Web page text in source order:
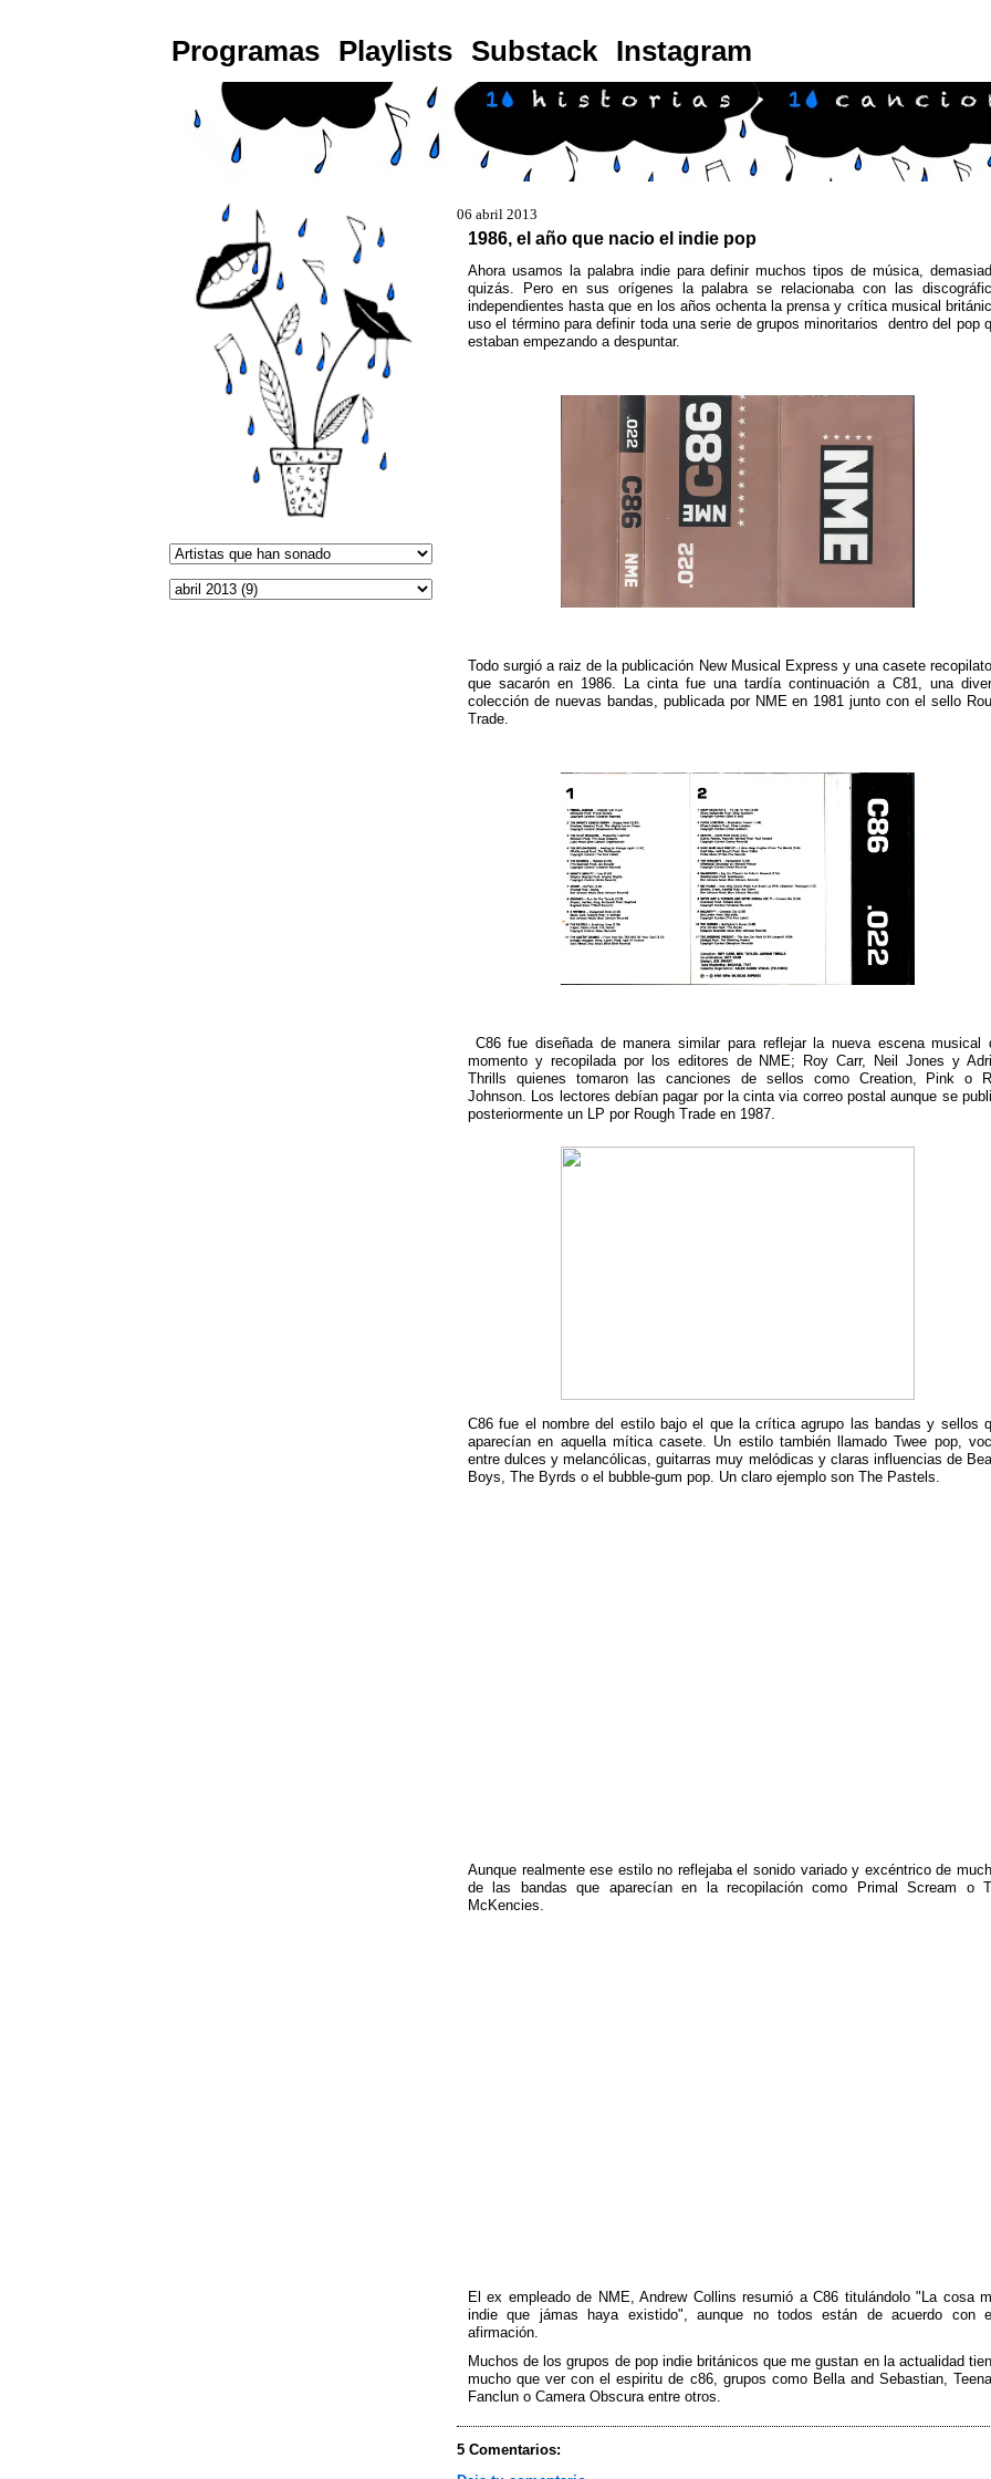
Programas Playlists Substack Instagram
06 abril 2013
1986, el año que nacio el indie pop
Ahora usamos la palabra indie para definir muchos tipos de música,
quizás. Pero en sus orígenes la palabra se relacionaba con las
independientes hasta que en los años ochenta la prensa y crítica musical
uso el término para definir toda una serie de grupos minoritarios dentro del pop
estaban empezando a despuntar.
Todo surgió a raiz de la publicación New Musical Express y una casete
que sacarón en 1986. La cinta fue una tardía continuación a C81, una
colección de nuevas bandas, publicada por NME en 1981 junto con el sello
Trade.
C86 fue diseñada de manera similar para reflejar la nueva escena musical
momento y recopilada por los editores de NME; Roy Carr, Neil Jones y
Thrills quienes tomaron las canciones de sellos como Creation, Pink o
Johnson. Los lectores debían pagar por la cinta via correo postal aunque se
posteriormente un LP por Rough Trade en 1987.
C86 fue el nombre del estilo bajo el que la crítica agrupo las bandas y sellos
aparecían en aquella mítica casete. Un estilo también llamado Twee pop,
entre dulces y melancólicas, guitarras muy melódicas y claras influencias de
Boys, The Byrds o el bubble-gum pop. Un claro ejemplo son The Pastels.
Aunque realmente ese estilo no reflejaba el sonido variado y excéntrico de
de las bandas que aparecían en la recopilación como Primal Scream o
McKencies.
El ex empleado de NME, Andrew Collins resumió a C86 titulándolo "La cosa
indie que jámas haya existido", aunque no todos están de acuerdo con
afirmación.
Muchos de los grupos de pop indie británicos que me gustan en la actualidad
mucho que ver con el espiritu de c86, grupos como Bella and Sebastian,
Fanclun o Camera Obscura entre otros.
5 Comentarios: